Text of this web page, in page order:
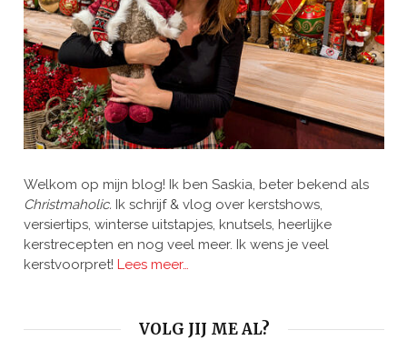
Welkom op mijn blog! Ik ben Saskia, beter bekend als
Christmaholic. Ik schrijf & vlog over kerstshows,
versiertips, winterse uitstapjes, knutsels, heerlijke
kerstrecepten en nog veel meer. Ik wens je veel
kerstvoorpret! Lees meer…
VOLG JIJ ME AL?